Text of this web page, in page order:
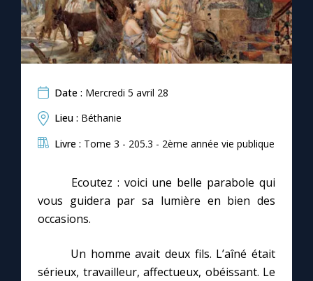
Date : Mercredi 5 avril 28
Lieu : Béthanie
Livre : Tome 3 - 205.3 - 2ème année vie publique
Ecoutez : voici une belle parabole qui
vous guidera par sa lumière en bien des
occasions.
Un homme avait deux fils. L’aîné était
sérieux, travailleur, affectueux, obéissant. Le